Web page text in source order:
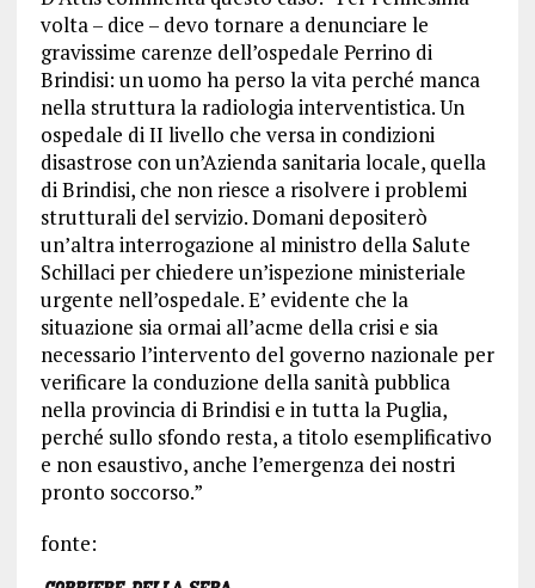
volta – dice – devo tornare a denunciare le
gravissime carenze dell’ospedale Perrino di
Brindisi: un uomo ha perso la vita perché manca
nella struttura la radiologia interventistica. Un
ospedale di II livello che versa in condizioni
disastrose con un’Azienda sanitaria locale, quella
di Brindisi, che non riesce a risolvere i problemi
strutturali del servizio. Domani depositerò
un’altra interrogazione al ministro della Salute
Schillaci per chiedere un’ispezione ministeriale
urgente nell’ospedale. E’ evidente che la
situazione sia ormai all’acme della crisi e sia
necessario l’intervento del governo nazionale per
verificare la conduzione della sanità pubblica
nella provincia di Brindisi e in tutta la Puglia,
perché sullo sfondo resta, a titolo esemplificativo
e non esaustivo, anche l’emergenza dei nostri
pronto soccorso.”
fonte: